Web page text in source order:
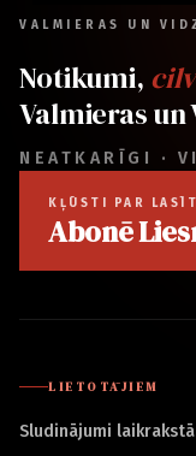
VALMIERAS UN
Notikumi,
Valmieras un
NEATKARĪGI ·
KĻŪSTI PAR
Abonē
LIETOTĀJIEM
Sludinājumi laikrakstā